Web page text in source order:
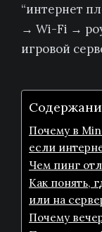
“интернет
→ Wi-Fi →
игровой
Почему в
если
Чем пинг
Как понять,
или на
Почему